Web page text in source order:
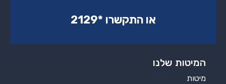
או התקשרו ‏*2129‏
המיטות שלנו
מיטות